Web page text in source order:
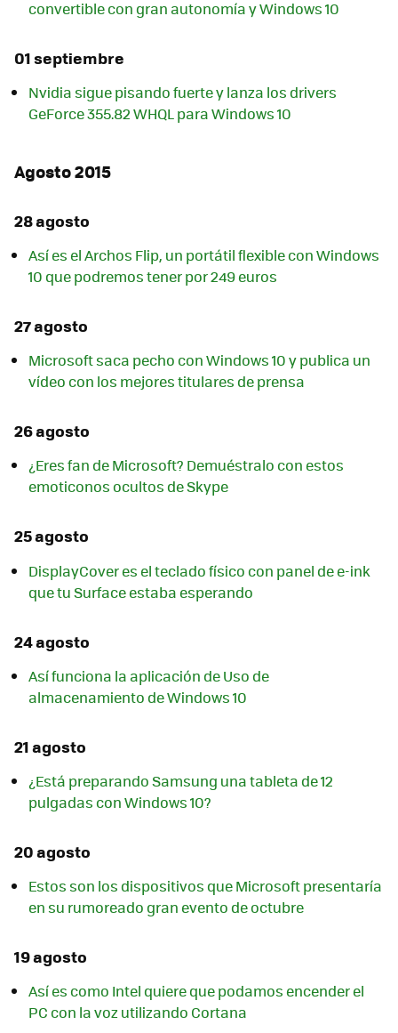
convertible con gran autonomía y Windows 10
01 septiembre
Nvidia sigue pisando fuerte y lanza los drivers
GeForce 355.82 WHQL para Windows 10
Agosto 2015
28 agosto
Así es el Archos Flip, un portátil flexible con Windows
10 que podremos tener por 249 euros
27 agosto
Microsoft saca pecho con Windows 10 y publica un
vídeo con los mejores titulares de prensa
26 agosto
¿Eres fan de Microsoft? Demuéstralo con estos
emoticonos ocultos de Skype
25 agosto
DisplayCover es el teclado físico con panel de e-ink
que tu Surface estaba esperando
24 agosto
Así funciona la aplicación de Uso de
almacenamiento de Windows 10
21 agosto
¿Está preparando Samsung una tableta de 12
pulgadas con Windows 10?
20 agosto
Estos son los dispositivos que Microsoft presentaría
en su rumoreado gran evento de octubre
19 agosto
Así es como Intel quiere que podamos encender el
PC con la voz utilizando Cortana